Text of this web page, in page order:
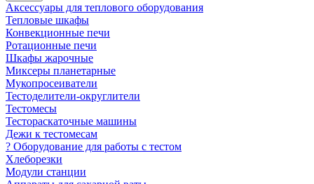
Аксессуары для теплового оборудования
Тепловые шкафы
Конвекционные печи
Ротационные печи
Шкафы жарочные
Миксеры планетарные
Мукопросеиватели
Тестоделители-округлители
Тестомесы
Тестораскаточные машины
Дежи к тестомесам
? Оборудование для работы с тестом
Хлеборезки
Модули станции